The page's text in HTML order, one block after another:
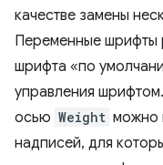
качестве замены
Переменные шрифты
шрифта «по
управления
осью Weight можно
надписей, для